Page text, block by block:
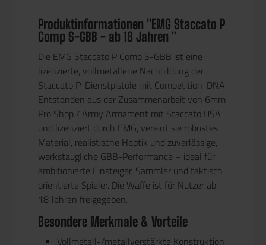
Produktinformationen "EMG Staccato P
Comp S-GBB - ab 18 Jahren "
Die EMG Staccato P Comp S-GBB ist eine
lizenzierte, vollmetallene Nachbildung der
Staccato P-Dienstpistole mit Competition-DNA.
Entstanden aus der Zusammenarbeit von 6mm
Pro Shop / Army Armament mit Staccato USA
und lizenziert durch EMG, vereint sie robustes
Material, realistische Haptik und zuverlässige,
werkstaugliche GBB-Performance – ideal für
ambitionierte Einsteiger, Sammler und taktisch
orientierte Spieler. Die Waffe ist für Nutzer ab
18 Jahren freigegeben.
Besondere Merkmale & Vorteile
Vollmetall-/metallverstärkte Konstruktion